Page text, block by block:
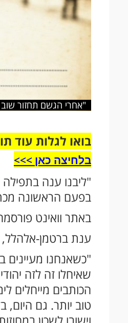
"אחרי הגשם תחזור
בואו לגלות עוד
בלחיצה כאן >>>​
"ליבנו ענה
בפעם הראשונה
באתר וואינט
ענת ברטמן-אלהלל,
"כשאנחנו מעיינים
שאיחלו זה לזה
הכותבים מייחלים
טוב יותר. גם היום,